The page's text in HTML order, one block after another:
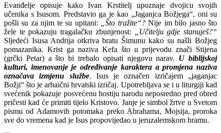
Evanđelje opisuje kako Ivan Krstitelj upoznaje dvojicu svojih
učenika s Isusom. Predstavio ga je kao „Jaganjca Božjega“, oni su
pošli su za njim te su upitani:
„Što tražite“?Nije im bilo jasno što
žele te pokazuju tragalačku zbunjenost: „Učitelju gdje stanuješ?“
Sljedeći Isusa Andrija otkriva bratu Šimunu kako su našli Božjeg
pomazanika. Krist ga naziva Kefa što u prijevodu znači Stijena
(grčki Petar) a što bi trebalo opisati njegovu narav. U biblijskoj
kulturi, imenovanje je određivanje karaktera a promjena naziva
označava izmjenu službe. Isus je označen izričajem „jaganjac
Božji“ što je arhaični hrvatski izričaj. Upotrebljava se i u liturgiji kad
svećenik pokazuje posvećenu hostiju narodu neposredno pred obred
pričesti kad će primiti tijelo Kristovo. Janje je simbol žrtve u Svetom
pismu od Adamovih potomaka preko Abrahama, Mojsija, proroka
sve do vremena kad je Isus propovijedao u jeruzalemskom hramu.